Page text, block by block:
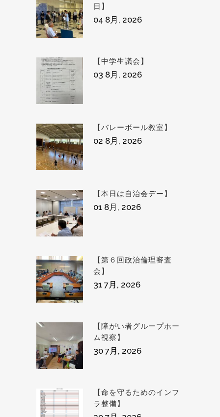
日】
04 8月, 2026
【中学生議会】
03 8月, 2026
【バレーボール教室】
02 8月, 2026
【本日は自治会デー】
01 8月, 2026
【第６回政治倫理審査
会】
31 7月, 2026
【障がい者グループホー
ム視察】
30 7月, 2026
【命を守るためのインフ
ラ整備】